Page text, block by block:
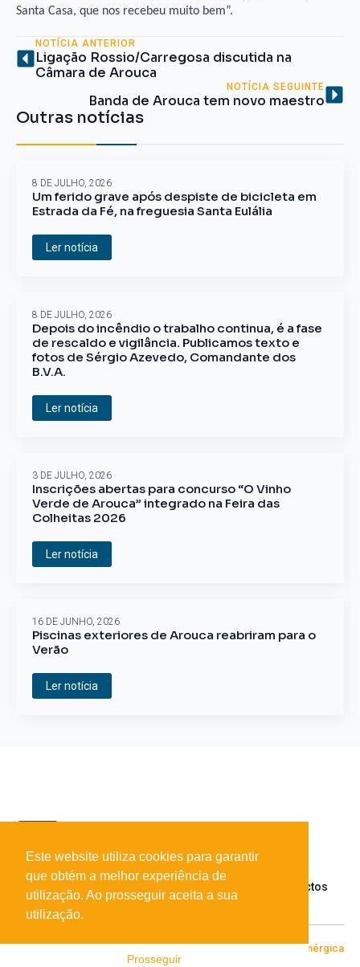
Santa Casa, que nos recebeu muito bem”.
NOTÍCIA ANTERIOR
Ligação Rossio/Carregosa discutida na
Câmara de Arouca
NOTÍCIA SEGUINTE
Banda de Arouca tem novo maestro
Outras notícias
Um ferido grave após despiste de bicicleta em
Estrada da Fé, na freguesia Santa Eulália
8 DE JULHO, 2026
Ler notícia
Depois do incêndio o trabalho continua, é a fase
de rescaldo e vigilância. Publicamos texto e
fotos de Sérgio Azevedo, Comandante dos
B.V.A.
8 DE JULHO, 2026
Ler notícia
Inscrições abertas para concurso “O Vinho
Verde de Arouca” integrado na Feira das
Colheitas 2026
3 DE JULHO, 2026
Ler notícia
Piscinas exteriores de Arouca reabriram para o
Verão
16 DE JUNHO, 2026
Ler notícia
Contactos
[+|-] Enérgica
Este website utiliza cookies para garantir
que obtém a melhor experiência de
utilização. Ao prosseguir aceita a sua
utilização.
Prosseguir